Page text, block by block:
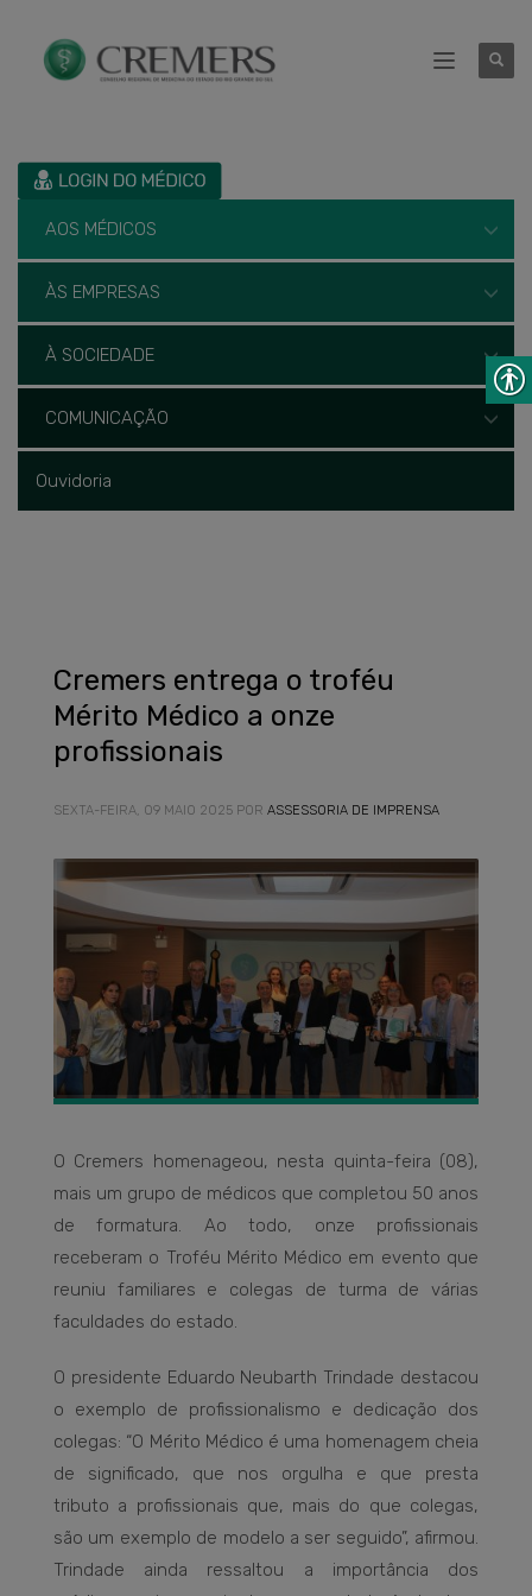
AOS MÉDICOS
ÀS EMPRESAS
À SOCIEDADE
COMUNICAÇÃO
Ouvidoria
Cremers entrega o troféu
Mérito Médico a onze
profissionais
SEXTA-FEIRA, 09 MAIO 2025 POR ASSESSORIA DE IMPRENSA
O Cremers homenageou, nesta quinta-feira (08),
mais um grupo de médicos que completou 50 anos
de formatura. Ao todo, onze profissionais
receberam o Troféu Mérito Médico em evento que
reuniu familiares e colegas de turma de várias
faculdades do estado.
O presidente Eduardo Neubarth Trindade destacou
o exemplo de profissionalismo e dedicação dos
colegas: “O Mérito Médico é uma homenagem cheia
de significado, que nos orgulha e que presta
tributo a profissionais que, mais do que colegas,
são um exemplo de modelo a ser seguido”, afirmou.
Trindade ainda ressaltou a importância dos